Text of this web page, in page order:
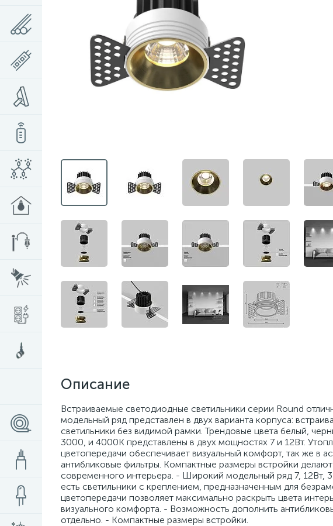
Описание
Встраиваемые светодиодные светильники серии Round
модельный ряд представлен в двух варианта корпуса:
светильники без видимой рамки. Трендовые цвета белый,
3000, и 4000К представлены в двух мощностях 7 и 12Вт.
цветопередачи обеспечивает визуальный комфорт, так же в
антибликовые фильтры. Компактные размеры встройки
современного интерьера. - Широкий модельный ряд 7, 12Вт,
есть светильники с креплением, предназначенным для
цветопередачи позволяет максимально раскрыть цвета
визуального комфорта. - Возможность дополнить
отдельно. - Компактные размеры встройки.